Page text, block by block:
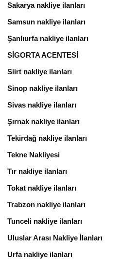
Sakarya nakliye ilanları
Samsun nakliye ilanları
Şanlıurfa nakliye ilanları
SİGORTA ACENTESİ
Siirt nakliye ilanları
Sinop nakliye ilanları
Sivas nakliye ilanları
Şırnak nakliye ilanları
Tekirdağ nakliye ilanları
Tekne Nakliyesi
Tır nakliye ilanları
Tokat nakliye ilanları
Trabzon nakliye ilanları
Tunceli nakliye ilanları
Uluslar Arası Nakliye İlanları
Urfa nakliye ilanları